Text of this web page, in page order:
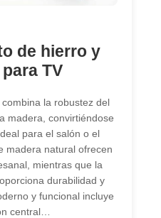
de hierro y
TV
la robustez del
madera, convirtiéndose
para el salón o el
madera natural ofrecen
mientras que la
durabilidad y
y funcional incluye
central…